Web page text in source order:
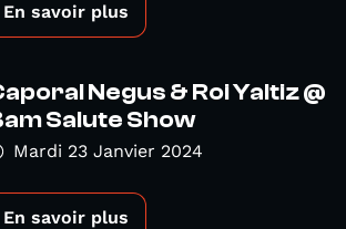
En savoir plus
Negus & Roi Yaltiz @
Salute Show
Mardi 23 Janvier 2024
En savoir plus